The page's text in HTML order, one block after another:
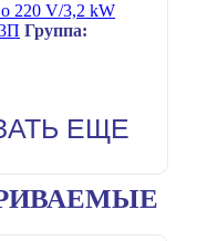
220 V/3,2 kW
Группа:
ЕЩЕ